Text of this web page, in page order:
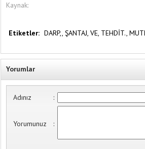
Kaynak:
Etiketler: DARP,, ŞANTAJ, VE, TEHDİT.,
Yorumlar
Adınız :
Yorumunuz :